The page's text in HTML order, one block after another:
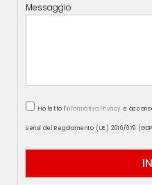
Messaggio
Ho letto l'Informativa Privacy e
sensi del Regolamento (UE) 2016/679